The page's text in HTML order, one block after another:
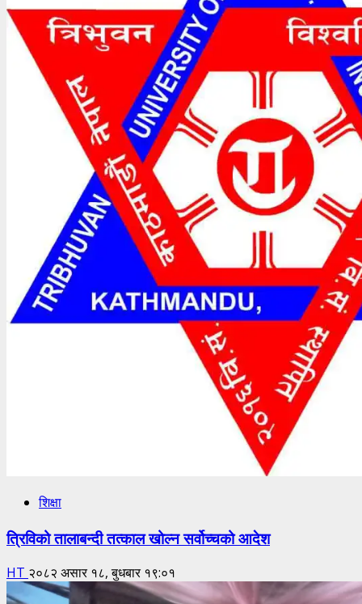
शिक्षा
त्रिविको तालाबन्दी तत्काल खोल्न सर्वोच्चको आदेश
HT २०८२ असार १८, बुधबार १९:०१